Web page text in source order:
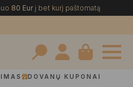
80 Eurį bet kurį paštomatą
Search
DOVANŲ KUPONAI